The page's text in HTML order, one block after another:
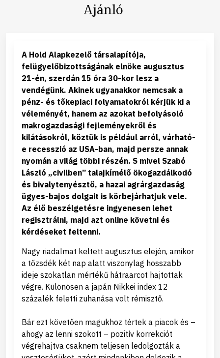
Ajánló
A Hold Alapkezelő társalapítója,
felügyelőbizottságának elnöke augusztus
21-én, szerdán 15 óra 30-kor lesz a
vendégünk. Akinek ugyanakkor nemcsak a
pénz- és tőkepiaci folyamatokról kérjük ki a
véleményét, hanem az azokat befolyásoló
makrogazdasági fejleményekről és
kilátásokról, köztük is például arról, várható-
e recesszió az USA-ban, majd persze annak
nyomán a világ többi részén. S mivel Szabó
László „civilben” talajkímélő ökogazdálkodó
és bivalytenyésztő, a hazai agrárgazdaság
ügyes-bajos dolgait is körbejárhatjuk vele.
Az élő beszélgetésre ingyenesen lehet
regisztrálni, majd azt online követni és
kérdéseket feltenni.
Nagy riadalmat keltett augusztus elején, amikor
a tőzsdék két nap alatt viszonylag hosszabb
ideje szokatlan mértékű hátraarcot hajtottak
végre. Különösen a japán Nikkei index 12
százalék feletti zuhanása volt rémisztő.
Bár ezt követően magukhoz tértek a piacok és –
ahogy az lenni szokott – pozitív korrekciót
végrehajtva csaknem teljesen ledolgozták a